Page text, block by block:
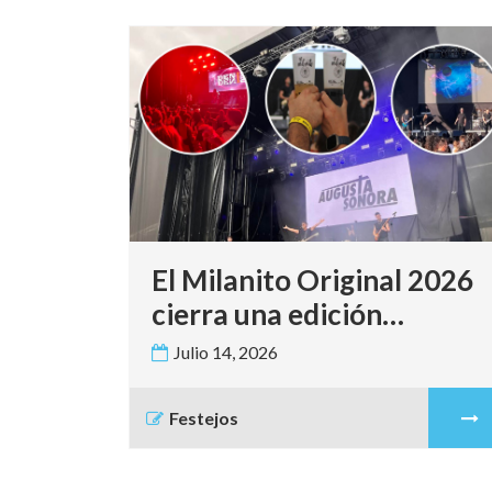
El Milanito Original llena
Zaratán de ambiente por
tercer año consecutivo
con una edición de éxito y
de calidad
Julio 10, 2026
Festejos